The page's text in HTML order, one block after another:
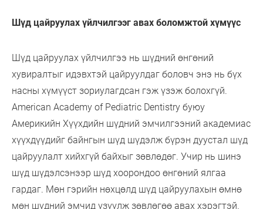
Шүд цайруулах үйлчилгээг авах боломжтой хүмүүс
Шүд цайруулах үйлчилгээ нь шүдний өнгөний
хувиралтыг идэвхтэй цайруулдаг боловч энэ нь бүх
насны хүмүүст зориулагдсан гэж үзэж болохгүй.
American Academy of Pediatric Dentistry буюу
Америкийн Хүүхдийн шүдний эмчилгээний академиас
хүүхдүүдийг байнгын шүд шүдэлж бүрэн дуустал шүд
цайруулалт хийхгүй байхыг зөвлөдөг. Учир нь шинэ
шүд шүдэлсэнээр шүд хоорондоо өнгөний ялгаа
гардаг. Мөн гэрийн нөхцөлд шүд цайруулахын өмнө
мөн шүдний эмчид үзүүлж зөвлөгөө авах хэрэгтэй.